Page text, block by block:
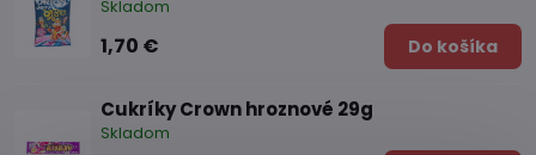
Skladom
1,70 € Do košíka
Cukríky Crown hroznové 29g
Skladom